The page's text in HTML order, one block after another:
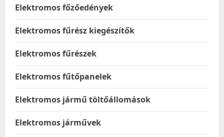
Elektromos főzőedények
Elektromos fűrész kiegészítők
Elektromos fűrészek
Elektromos fűtőpanelek
Elektromos jármű töltőállomások
Elektromos járművek